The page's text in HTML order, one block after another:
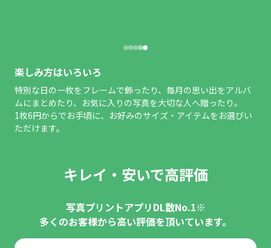
楽しみ方はいろいろ
特別な日の一枚をフレームで飾ったり、毎月の思い出をアルバ
ムにまとめたり、お気に入りの写真を大切な人へ贈ったり。
1枚6円からでお手頃に、お好みのサイズ・アイテムをお選びい
ただけます。
キレイ・安いで高評価
写真プリントアプリDL数No.1※
多くのお客様から高い評価を頂いています。